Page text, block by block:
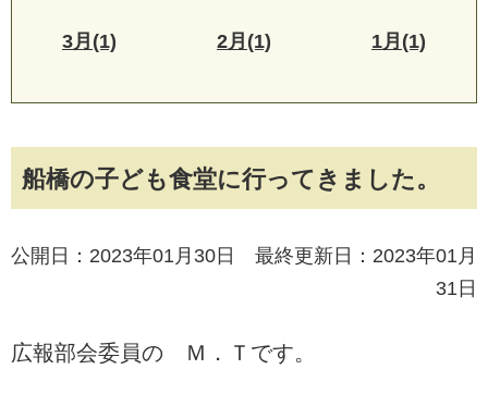
船橋の子ども食堂に行ってきました。
公開日：2023年01月30日 最終更新日：2023年01月
31日
広報部会委員の Ｍ．Ｔです。
3月(1) 2月(1) 1月(1)